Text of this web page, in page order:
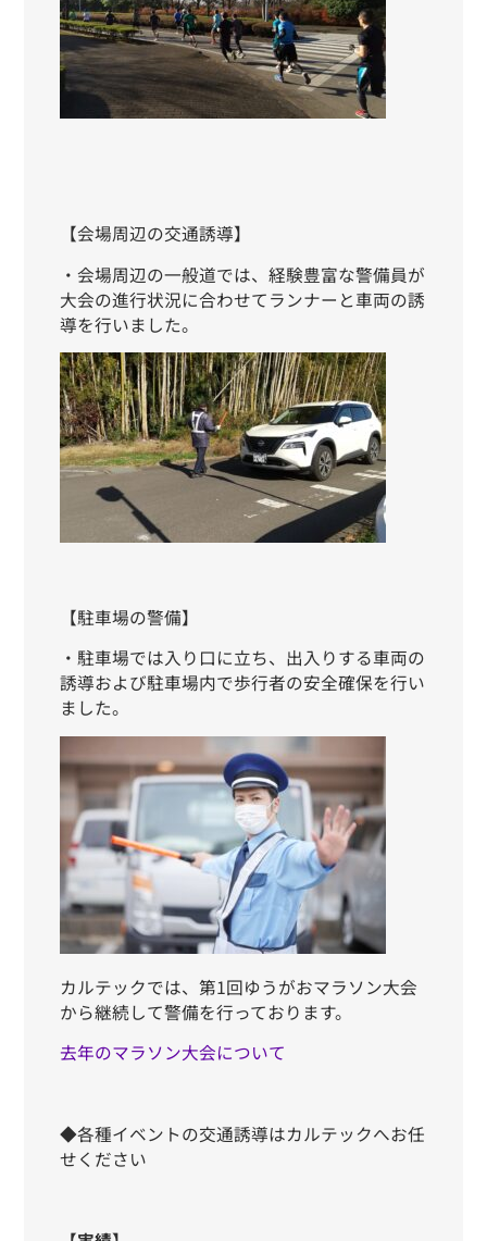
【会場周辺の交通誘導】
・ 会場周辺の一般道では、 経験豊富な警備員が
大会の進行状況に合わせてランナーと車両の誘
導を行いました。
【駐車場の警備】
・駐車場では入り口に立ち、出入りする車両の
誘導および駐車場内で歩行者の安全確保を行い
ました。
カルテックでは、第1回ゆうがおマラソン大会
から継続して警備を行っております。
去年のマラソン大会について
◆各種イベントの交通誘導はカルテックへお任
せください